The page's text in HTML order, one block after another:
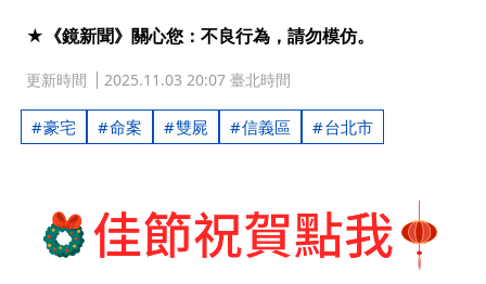
★《鏡新聞》關心您：不良行為，請勿模仿。
更新時間 2025.11.03 20:07 臺北時間
豪宅 命案 雙屍 信義區 台北市